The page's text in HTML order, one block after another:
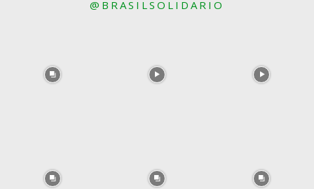
@BRASILSOLIDARIO